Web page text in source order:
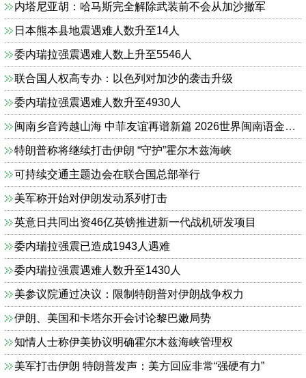
内塔尼亚胡：哈马斯完全解除武装前不会从加沙撤军
日本熊本县地震遇难人数升至14人
委内瑞拉强震遇难人数上升至5546人
联合国人权高专办：以色列对加沙的袭击升级
委内瑞拉强震遇难人数升至4930人
闽南乡音跨越山海 中菲友谊再谱新篇 2026世界闽南语金曲盛典全球启动仪式 在马尼拉隆重举行
特朗普称将继续打击伊朗 “守护”霍尔木兹海峡
可持续交通主题边会在联合国总部举行
美军称开始对伊朗发动系列打击
英意日共同出资46亿英镑推进新一代战机研发项目
委内瑞拉强震已造成1943人遇难
委内瑞拉强震遇难人数升至1430人
美参议院通过决议：限制特朗普对伊朗战争权力
伊朗、美国和卡塔尔开会讨论黎巴嫩局势
知情人士称伊美协议明确霍尔木兹海峡管理权
美军打击伊朗 特朗普发声：美方回应非常“强硬有力”